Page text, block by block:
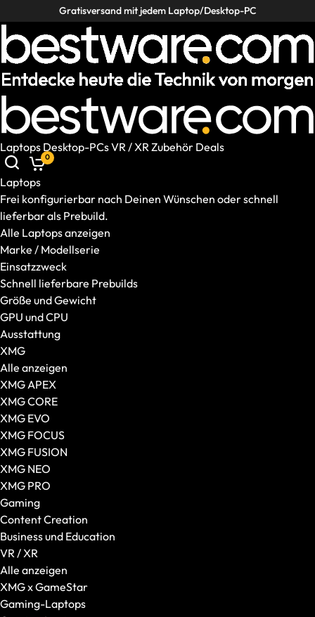
Gratisversand mit jedem Laptop/Desktop-PC
Laptops Desktop-PCsVR / XR Zubehör Deals
0
Laptops
Frei konfigurierbar nach Deinen Wünschen oder schnell
lieferbar als Prebuild.
Alle Laptops anzeigen
Marke / Modellserie
Einsatzzweck
Schnell lieferbare Prebuilds
Größe und Gewicht
GPU und CPU
Ausstattung
XMG
Alle anzeigen
XMG APEX
XMG CORE
XMG EVO
XMG FOCUS
XMG FUSION
XMG NEO
XMG PRO
Gaming
Content Creation
Business und Education
VR / XR
Alle anzeigen
XMG x GameStar
Gaming-Laptops
Laptops
Desktop-PCs
VR / XR
Zubehör
Deals
Helpcenter
Mobile: Deutschland, DE
Deutschland
Laptops
Alle Laptops anzeigen
Marke / Modellserie
Einsatzzweck
Schnell lieferbare Prebuilds
Größe und Gewicht
GPU und CPU
Ausstattung
Desktop-PCs
Alle Desktop-PCs anzeigen
XMG
SCHENKER
Gaming-PCs
Gehäuseart
VR / XR
VR-Brillen
AR-Brillen und Glasses
Transport und Zubehör
VR Ready-Laptops
Zubehör
Alles anzeigen
Mäuse
Tastaturen
Headsets
Taschen und Rucksäcke